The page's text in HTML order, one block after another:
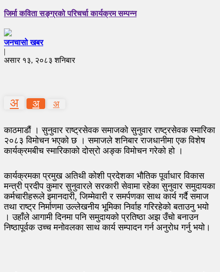
जिर्मा कविता सङ्ग्रको परिचर्चा कार्यक्रम सम्पन्न
जनचासो खबर
|
असार १३, २०८३ शनिबार
अ अ अ
काठमाडौं । सुनुवार राष्ट्रसेवक समाजको सुनुवार राष्ट्रसेवक स्मारिका
२०८३ विमोचन भएको छ । समाजले शनिबार राजधानीमा एक विशेष
कार्यक्रमबीच स्मारिकाको दोस्रो अङ्क विमोचन गरेको हो ।
कार्यक्रमका प्रमुख अतिथी कोशी प्रदेशका भौतिक पूर्वाधार विकास
मन्त्री प्रदीप कुमार सुनुवारले सरकारी सेवामा रहेका सुनुवार समुदायका
कर्मचारीहरूले इमानदारी, जिम्मेवारी र समर्पणका साथ कार्य गर्दै समाज
तथा राष्ट्र निर्माणमा उल्लेखनीय भूमिका निर्वाह गरिरहेको बताउनु भयो
। उहाँले आगामी दिनमा पनि समुदायको प्रतिष्ठा अझ उँचो बनाउन
निष्ठापूर्वक उच्च मनोवलका साथ कार्य सम्पादन गर्न अनुरोध गर्नु भयो।